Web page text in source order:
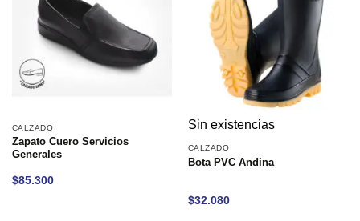
Añadir
a la
lista de
deseos
CALZADO
Zapato Cuero Servicios
Generales
$85.300
Añadir
a la
lista de
deseos
Sin existencias
CALZADO
Bota PVC Andina
$32.080